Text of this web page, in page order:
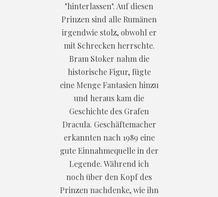
"hinterlassen". Auf diesen
Prinzen sind alle Rumänen
irgendwie stolz, obwohl er
mit Schrecken herrschte.
Bram Stoker nahm die
historische Figur, fügte
eine Menge Fantasien hinzu
und heraus kam die
Geschichte des Grafen
Dracula. Geschäftemacher
erkannten nach 1989 eine
gute Einnahmequelle in der
Legende. Während ich
noch über den Kopf des
Prinzen nachdenke, wie ihn